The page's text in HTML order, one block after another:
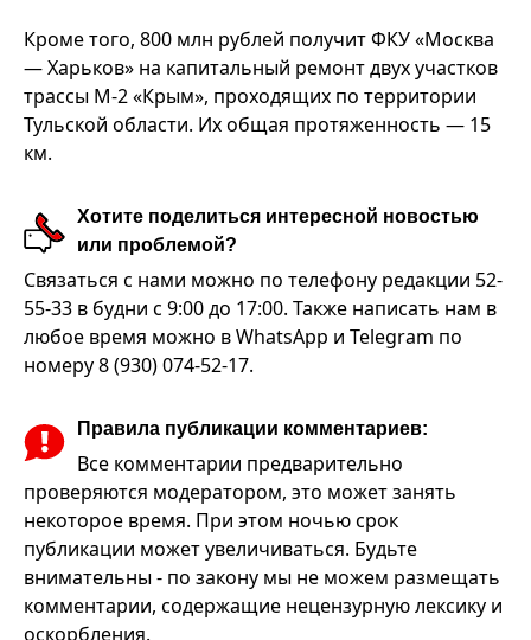
Кроме того, 800 млн рублей получит ФКУ «Москва
— Харьков» на капитальный ремонт двух участков
трассы М-2 «Крым», проходящих по территории
Тульской области. Их общая протяженность — 15
км.
Хотите поделиться интересной новостью
или проблемой?
Связаться с нами можно по телефону редакции 52-
55-33 в будни с 9:00 до 17:00. Также написать нам в
любое время можно в WhatsApp и Telegram по
номеру 8 (930) 074-52-17.
Правила публикации комментариев:
Все комментарии предварительно
проверяются модератором, это может занять
некоторое время. При этом ночью срок
публикации может увеличиваться. Будьте
внимательны - по закону мы не можем размещать
комментарии, содержащие нецензурную лексику и
оскорбления.